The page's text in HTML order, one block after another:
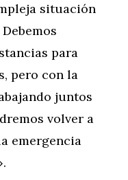
situación
para
pero con la
juntos
volver a
emergencia